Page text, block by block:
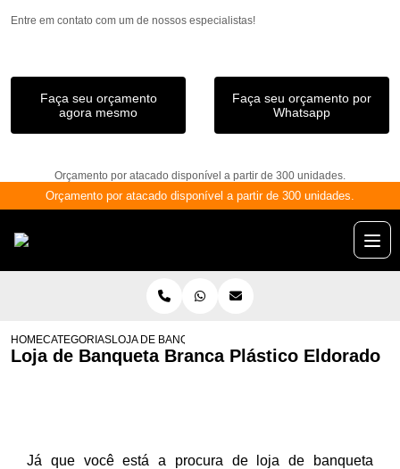
Entre em contato com um de nossos especialistas!
Faça seu orçamento
agora mesmo
Faça seu orçamento por
Whatsapp
Orçamento por atacado disponível a partir de 300 unidades.
Orçamento por atacado disponível a partir de 300 unidades.
HOMECATEGORIASLOJA DE BANQUETA BRANCA PLÁSTICO ELDORADO
Loja de Banqueta Branca Plástico Eldorado
Já que você está a procura de loja de banqueta